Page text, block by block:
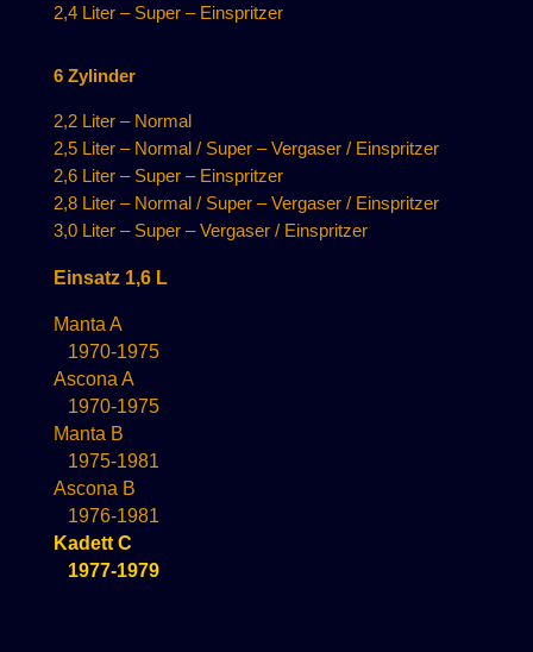
2,4 Liter – Super – Einspritzer
6 Zylinder
2,2 Liter – Normal
2,5 Liter – Normal / Super – Vergaser / Einspritzer
2,6 Liter – Super – Einspritzer
2,8 Liter – Normal / Super – Vergaser / Einspritzer
3,0 Liter – Super – Vergaser / Einspritzer
Einsatz 1,6 L
Manta A
1970-1975
Ascona A
1970-1975
Manta B
1975-1981
Ascona B
1976-1981
Kadett C
1977-1979